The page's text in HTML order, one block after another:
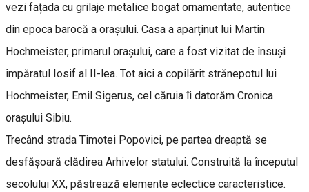
vezi fațada cu grilaje metalice bogat ornamentate, autentice
din epoca barocă a orașului. Casa a aparținut lui Martin
Hochmeister, primarul orașului, care a fost vizitat de însuși
împăratul Iosif al II-lea. Tot aici a copilărit strănepotul lui
Hochmeister, Emil Sigerus, cel căruia îi datorăm Cronica
orașului Sibiu.
Trecând strada Timotei Popovici, pe partea dreaptă se
desfășoară clădirea Arhivelor statului. Construită la începutul
secolului XX, păstrează elemente eclectice caracteristice.